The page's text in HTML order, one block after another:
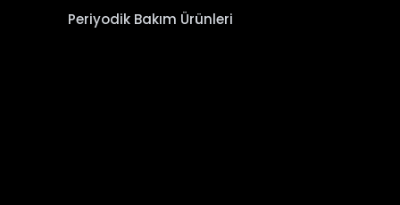
Periyodik Bakım Ürünleri